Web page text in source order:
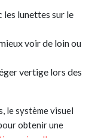
les lunettes sur le
voir de loin ou
vertige lors des
le système visuel
obtenir une